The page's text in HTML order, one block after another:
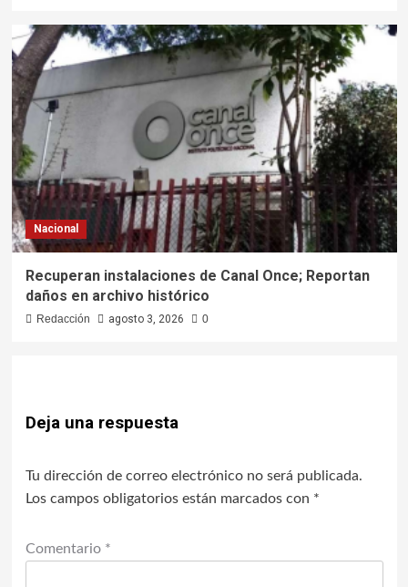
Nacional
Recuperan instalaciones de Canal Once; Reportan
daños en archivo histórico
Redacción agosto 3, 2026 0
Deja una respuesta
Tu dirección de correo electrónico no será publicada.
Los campos obligatorios están marcados con *
Comentario *